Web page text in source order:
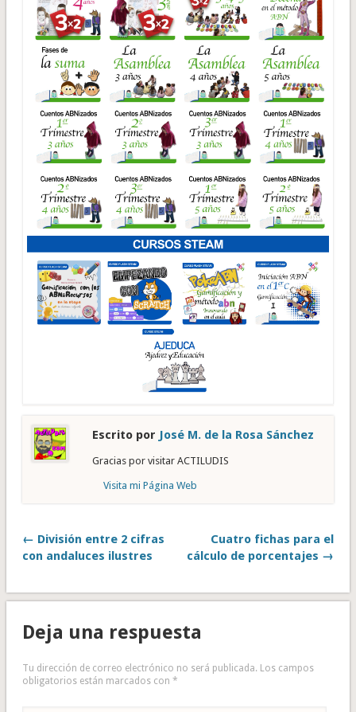
Escrito por José M. de la Rosa Sánchez
Gracias por visitar ACTILUDIS
Visita mi Página Web
← División entre 2 cifras
con andaluces ilustres
Cuatro fichas para el
cálculo de porcentajes →
Deja una respuesta
Tu dirección de correo electrónico no será publicada. Los campos
obligatorios están marcados con *